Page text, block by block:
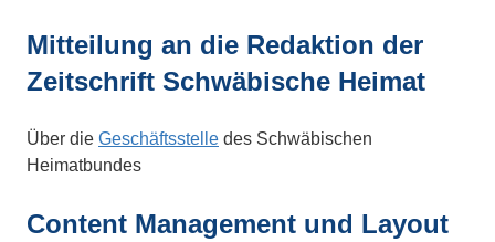
Mitteilung an die Redaktion der
Zeitschrift Schwäbische Heimat
Über die Geschäftsstelle des Schwäbischen
Heimatbundes
Content Management und Layout